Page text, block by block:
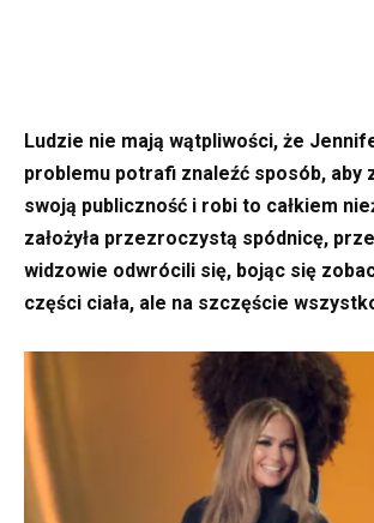
Ludzie nie mają wątpliwości, że
problemu potrafi znaleźć sposób, aby
swoją publiczność i robi to całkiem
założyła przezroczystą spódnicę,
widzowie odwrócili się, bojąc się
części ciała, ale na szczęście